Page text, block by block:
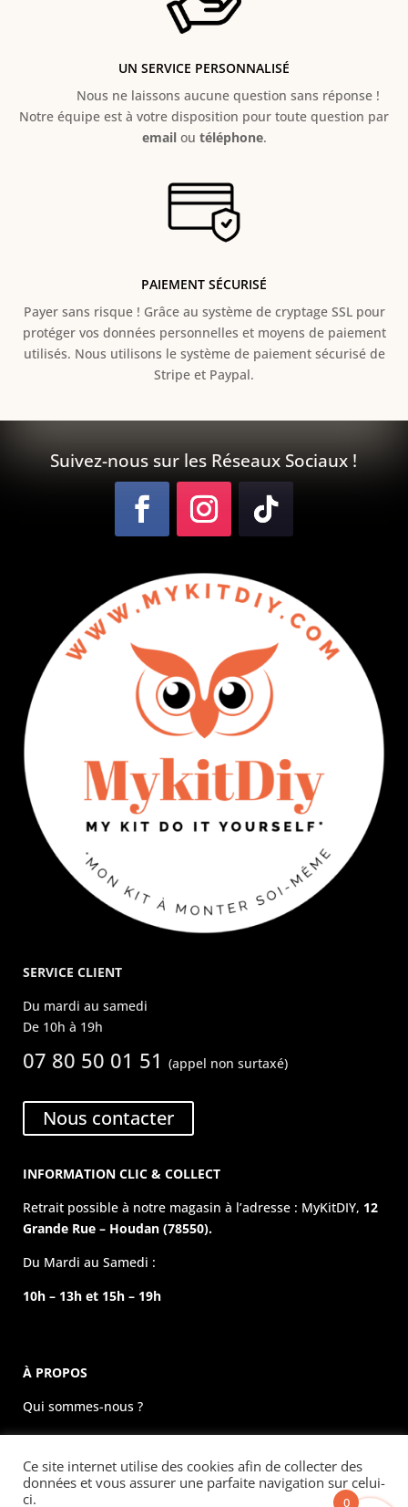
UN SERVICE PERSONNALISÉ
Nous ne laissons aucune question sans réponse !
Notre équipe est à votre disposition pour toute question par
emailou téléphone.
PAIEMENT SÉCURISÉ
Payer sans risque ! Grâce au système de cryptage SSL pour
protéger vos données personnelles et moyens de paiement
utilisés. Nous utilisons le système de paiement sécurisé de
Stripe et Paypal.
Suivez-nous sur les Réseaux Sociaux !
SERVICE CLIENT
Du mardi au samedi
De 10h à 19h
07 80 50 01 51(appel non surtaxé)
Nous contacter
INFORMATION CLIC & COLLECT
Retrait possible à notre magasin à l’adresse : MyKitDIY, 12
Grande Rue – Houdan (78550).
Du Mardi au Samedi :
10h – 13h et 15h – 19h
À PROPOS
Qui sommes-nous ?
La boutique physique
Évènements
Ce site internet utilise des cookies afin de collecter des
données et vous assurer une parfaite navigation sur celui-
ci.
0